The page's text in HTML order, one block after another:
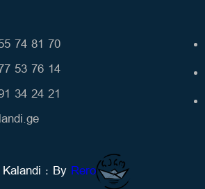
74 81 70
53 76 14
34 24 21
: By Rero